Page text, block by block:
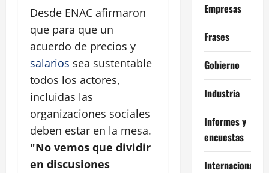
Desde ENAC afirmaron
que para que un
acuerdo de precios y
salarios sea sustentable
todos los actores,
incluidas las
organizaciones sociales
deben estar en la mesa.
"No vemos que dividir
en discusiones
Empresas
Frases
Gobierno
Industria
Informes y
encuestas
Internacional